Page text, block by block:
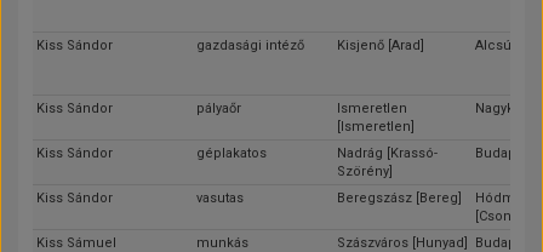
Kiss Sándor gazdasági intéző Kisjenő [Arad] Alcsút
Kiss Sándor pályaőr
Ismeretlen
[Ismeretlen]
Kiss Sándor géplakatos
Nadrág [Krassó-
Szörény]
Budapest
Kiss Sándor vasutas Beregszász [Bereg]
[Csongrád]
Kiss Sámuel
munkás Szászváros [Hunyad] Budapest